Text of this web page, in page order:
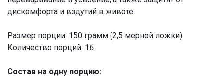
дискомфорта и вздутий в животе.
Размер порции: 150 грамм (2,5 мерной ложки)
Количество порций: 16
Состав на одну порцию: